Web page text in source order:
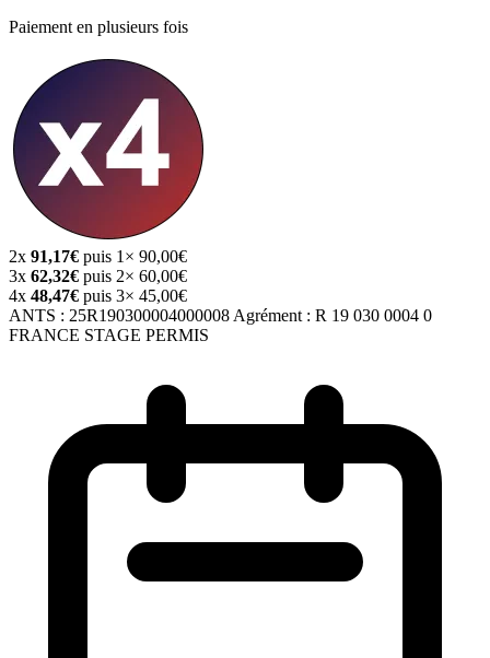
Paiement en plusieurs fois
2x 91,17€ puis 1× 90,00€
3x 62,32€ puis 2× 60,00€
4x 48,47€ puis 3× 45,00€
ANTS : 25R190300004000008 Agrément : R 19 030 0004 0
FRANCE STAGE PERMIS